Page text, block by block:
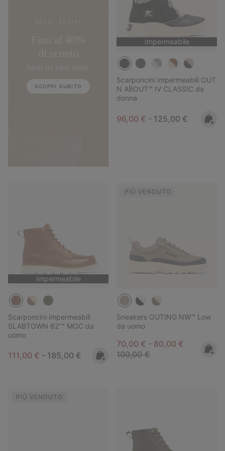
SCOPRI SUBITO
Impermeabile
Scarponcini impermeabili OUT
N ABOUT™ IV CLASSIC da
donna
Minimum sale price:
96,00 € - Maximum price:
125,00 €
Impermeabile
Scarponcini impermeabili
SLABTOWN 62'™ MOC da
uomo
Minimum sale price:
111,00 € - Maximum price:
185,00 €
PIÙ VENDUTO
Sneakers OUTING NW™ Low
da uomo
Minimum sale price:
70,00 € - Maximum sale
80,00 € Regular
100,00 €
PIÙ VENDUTO